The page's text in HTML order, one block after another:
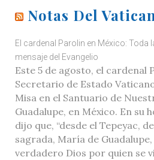
Notas Del
El cardenal Parolin en México: Toda
mensaje del Evangelio
Este 5 de agosto, el cardenal
Secretario de Estado
Misa en el Santuario de
Guadalupe, en México. En su
dijo que, “desde el Tepeyac,
sagrada, María de
verdadero Dios por quien se